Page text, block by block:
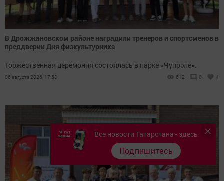
В Дрожжановском районе наградили тренеров и спортсменов в
преддверии Дня физкультурника
Торжественная церемония состоялась в парке «Чүпрәле».
06 августа 2026, 17:53 612 0 4
Все новости Татарстана - здесь
Подпишитесь